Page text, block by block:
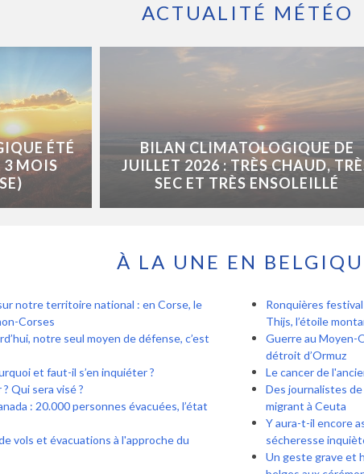
ACTUALITÉ MÉTÉO
ÉTÉ
3 MOIS
BILAN CLIMATOLOGIQUE DE
JUILLET 2026 : TRÈS CHAUD,
SEC ET TRÈS ENSOLEILLÉ
À LA UNE EN
notre territoire national : en Corse, le
Corses
notre seul moyen de défense, c’est
et faut-il s’en inquiéter ?
Qui sera visé ?
: 20.000 personnes évacuées, l’état
vols et évacuations à l'approche du
Ronquières
Thijs, l’étoile
Guerre au Moyen-
détroit d’Ormuz
Le cancer de
Des journalistes
migrant à Ceuta
Y aura-t-il encore
sécheresse
Un geste grave et